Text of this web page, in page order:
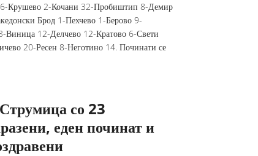
Крушево 2-Кочани 32-Пробиштип 8-Демир
Брод 1-Пехчево 1-Берово 9-
Виница 12-Делчево 12-Кратово 6-Свети
20-Ресен 8-Неготино 14. Починати се
со 23
еден починат и